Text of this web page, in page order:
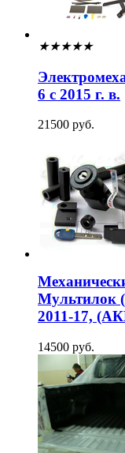
★★★★★
6 с 2015 г. в.
21500 руб.
Мультилок
2011-17,
14500 руб.